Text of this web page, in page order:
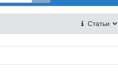
Статьи